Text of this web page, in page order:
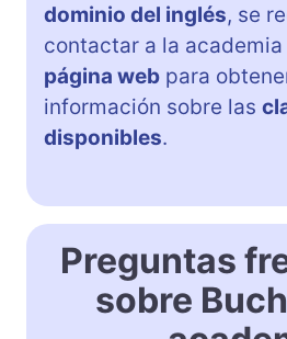
dominio del inglés, se
contactar a la
página web para
información sobre las
disponibles.
Preguntas
sobre